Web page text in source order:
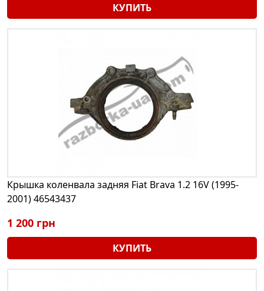
КУПИТЬ
Крышка коленвала задняя Fiat Brava 1.2 16V (1995-
2001) 46543437
1 200 грн
КУПИТЬ